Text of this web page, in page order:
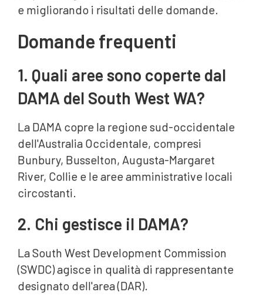
e migliorando i risultati delle domande.
Domande frequenti
1. Quali aree sono coperte dal
DAMA del South West WA?
La DAMA copre la regione sud-occidentale
dell'Australia Occidentale, compresi
Bunbury, Busselton, Augusta-Margaret
River, Collie e le aree amministrative locali
circostanti.
2. Chi gestisce il DAMA?
La South West Development Commission
(SWDC) agisce in qualità di rappresentante
designato dell'area (DAR).